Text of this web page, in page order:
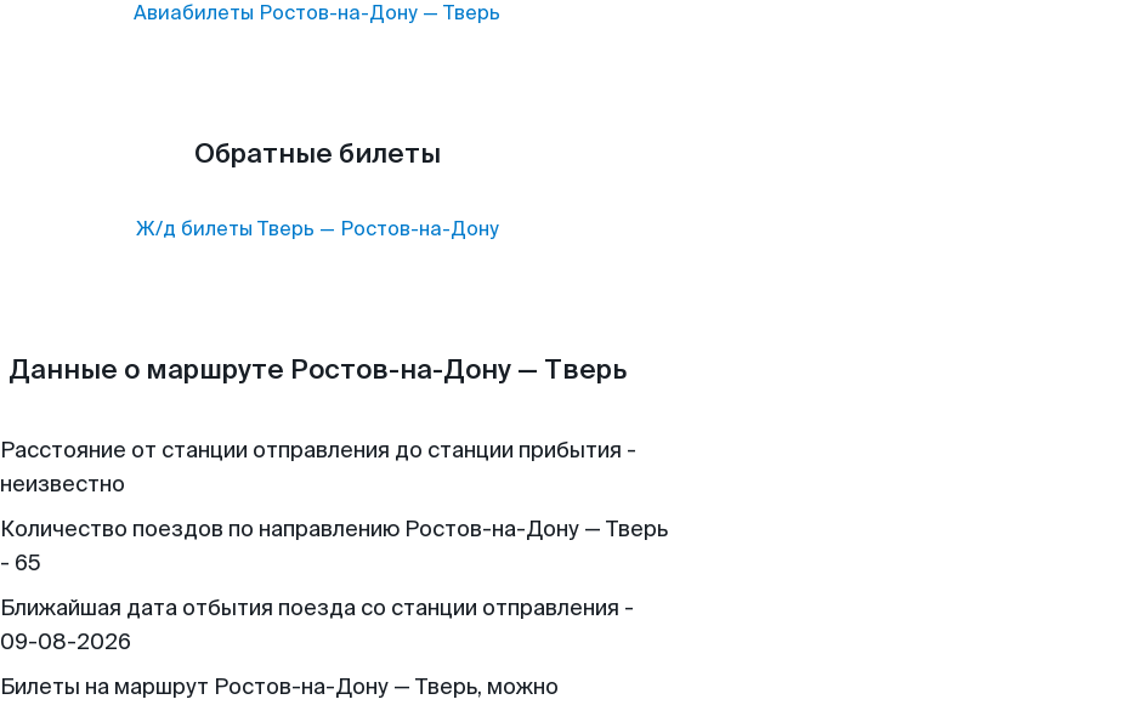
Авиабилеты Ростов-на-Дону — Тверь
Обратные билеты
Ж/д билеты Тверь — Ростов-на-Дону
Данные о маршруте Ростов-на-Дону — Тверь
Расстояние от станции отправления до станции прибытия -
неизвестно
Количество поездов по направлению Ростов-на-Дону — Тверь
- 65
Ближайшая дата отбытия поезда со станции отправления -
09-08-2026
Билеты на маршрут Ростов-на-Дону — Тверь, можно